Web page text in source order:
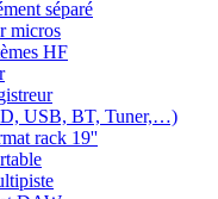
séparé
micros
HF
USB, BT, Tuner,…)
rack 19''